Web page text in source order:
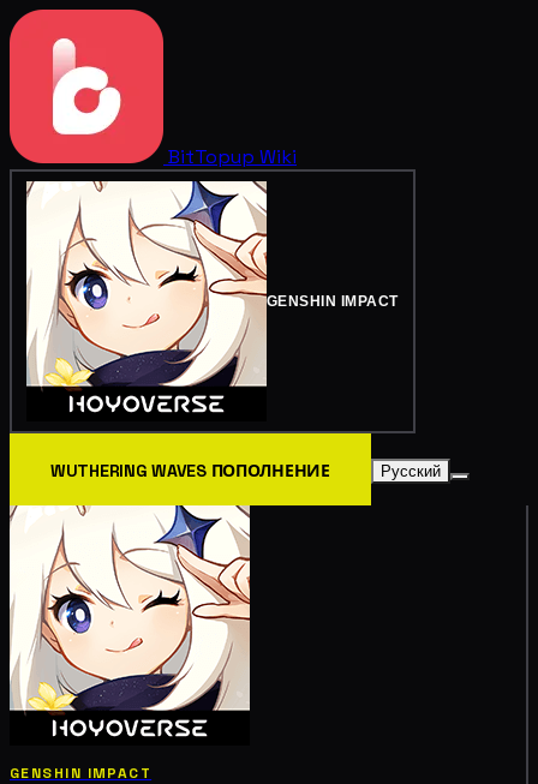
BitTopup Wiki
GENSHIN IMPACT
WUTHERING WAVES ПОПОЛНЕНИЕ Русский
GENSHIN IMPACT